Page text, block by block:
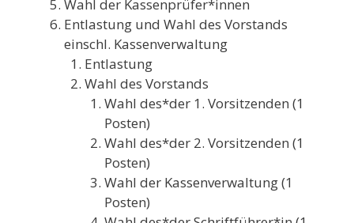
Wahl der Kassenprüfer*innen
Entlastung und Wahl des Vorstands
einschl. Kassenverwaltung
Entlastung
Wahl des Vorstands
Wahl des*der 1. Vorsitzenden (1
Posten)
Wahl des*der 2. Vorsitzenden (1
Posten)
Wahl der Kassenverwaltung (1
Posten)